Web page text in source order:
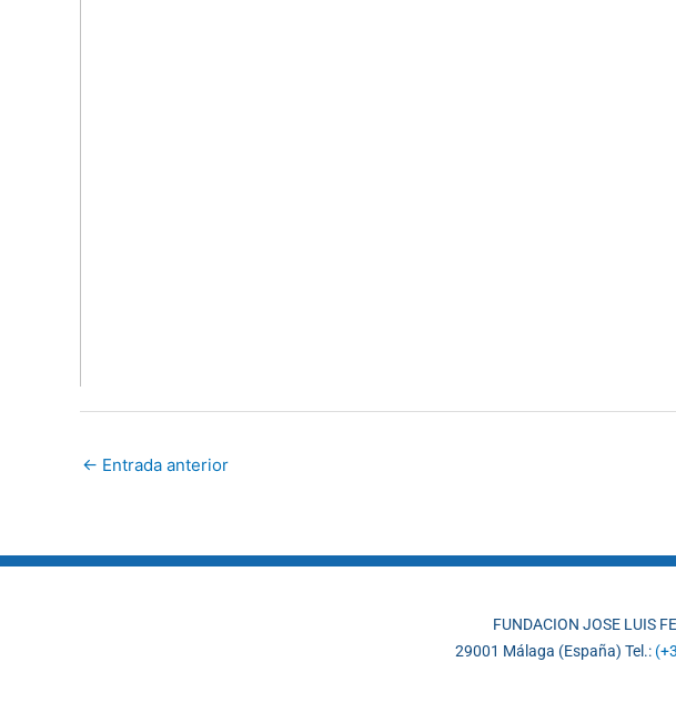
← Entrada anterior
FUNDACION JOSE LUIS
29001 Málaga (España) Tel.: